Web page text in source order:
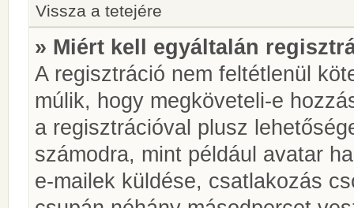
Vissza a tetejére
» Miért kell egyáltalán
A regisztráció nem feltétlenül
múlik, hogy megköveteli-e
a regisztrációval plusz
számodra, mint például avatar
e-mailek küldése, csatlakozás